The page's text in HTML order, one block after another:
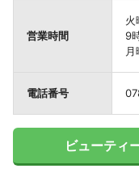
営業時間
火
9
電話番号
ビューティ